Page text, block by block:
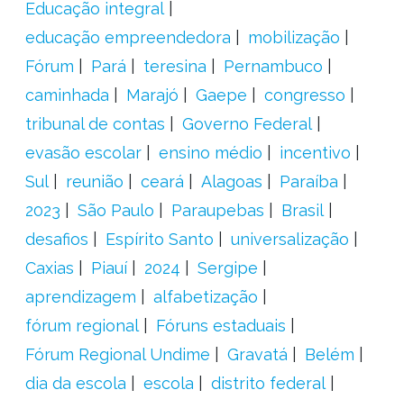
Educação integral
educação empreendedora
mobilização
Fórum
Pará teresina
Pernambuco
caminhada
Marajó Gaepe
congresso
tribunal de contas
Governo Federal
evasão escolar
ensino médio
incentivo
Sul
reunião ceará Alagoas
Paraíba
2023
São Paulo Paraupebas
Brasil
desafios
Espírito Santo
universalização
Caxias
Piauí 2024
Sergipe
aprendizagem
alfabetização
fórum regional
Fóruns estaduais
Fórum Regional Undime
Gravatá
Belém
dia da escola
escola
distrito federal